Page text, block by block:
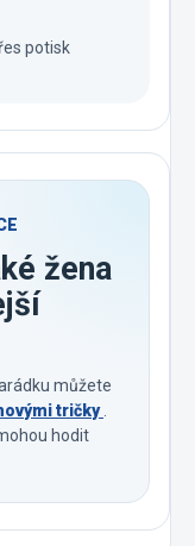
potisk
žena
můžete
tričky
hodit